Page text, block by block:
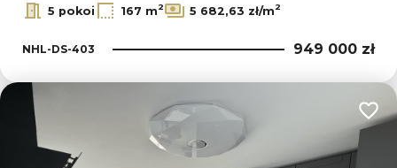
5 pokoi 167 m2 5 682,63 zł/m2
NHL-DS-403 949 000 zł